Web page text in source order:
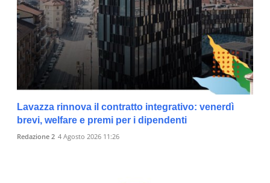
Lavazza rinnova il contratto integrativo: venerdì
brevi, welfare e premi per i dipendenti
Redazione 2 4 Agosto 2026 11:26